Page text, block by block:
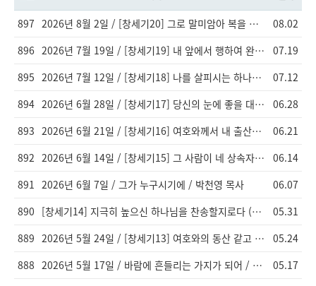
897 2026년 8월 2일 / [창세기20] 그로 말미암아 복을 받게 / 이창엽 목사
08.02
896
2026년 7월 19일 / [창세기19] 내 앞에서 행하여 완전하라 [창17:1-9]
07.19
895
2026년 7월 12일 / [창세기18] 나를 살피시는 하나님 / 이창엽 목사
07.12
894
2026년 6월 28일 / [창세기17] 당신의 눈에 좋을 대로 그에게 행하라 / 이창엽 목사
06.28
893
2026년 6월 21일 / [창세기16] 여호와께서 내 출산을 허락하지 아니하셨으니 / 이창엽 목사
06.21
892
2026년 6월 14일 / [창세기15] 그 사람이 네 상속자가 아니라 / 이창엽 목사
06.14
891 2026년 6월 7일 / 그가 누구시기에 / 박천영 목사
06.07
890
[창세기14] 지극히 높으신 하나님을 찬송할지로다 (창14:13-24) 이창엽 목사님
05.31
889
2026년 5월 24일 / [창세기13] 여호와의 동산 같고 애굽 땅과 같았더라 / 이창엽 목사
05.24
888
2026년 5월 17일 / 바람에 흔들리는 가지가 되어 / 박천영 목사
05.17